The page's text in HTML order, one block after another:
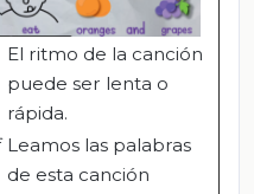
El ritmo de la canción
puede ser lenta o
rápida.
Leamos las palabras
de esta canción